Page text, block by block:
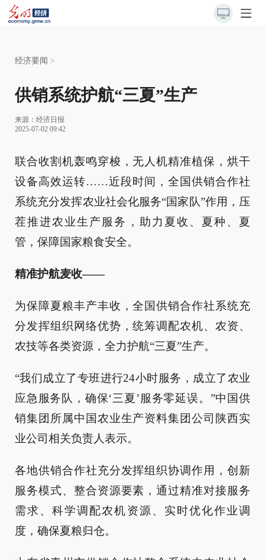
经济要闻 >
供销系统护航“三夏”生产
来源： 经济日报
2025-07-02 09:42
联合收割机轰鸣穿梭，无人机精准植保，烘干
设备高效运转……近段时间，全国供销合作社
系统充分发挥农业社会化服务“国家队”作用，压
茬推进农业生产服务，助力夏收、夏种、夏
管，保障国家粮食安全。
精准护航麦收——
为保障夏粮丰产丰收，全国供销合作社系统充
分发挥组织网络优势，统筹调配农机、农资、
农技等各类资源，全力护航“三夏”生产。
“我们成立了专班进行24小时服务，成立了农业
应急服务队，确保‘三夏’服务零延误。”中国供
销集团所属中国农业生产资料集团公司陕西实
业公司相关负责人表示。
各地供销合作社充分发挥组织协调作用，创新
服务模式、整合资源要素，通过精准对接服务
需求、科学调配农机资源、实时优化作业调
度，确保夏粮归仓。